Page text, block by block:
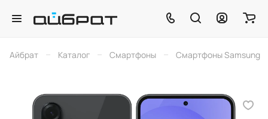
Айбрат – Каталог – Смартфоны – Смартфоны Samsung